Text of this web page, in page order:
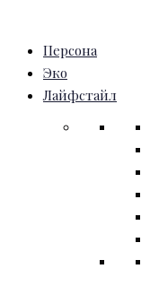
Персона
Эко
Лайфстайл